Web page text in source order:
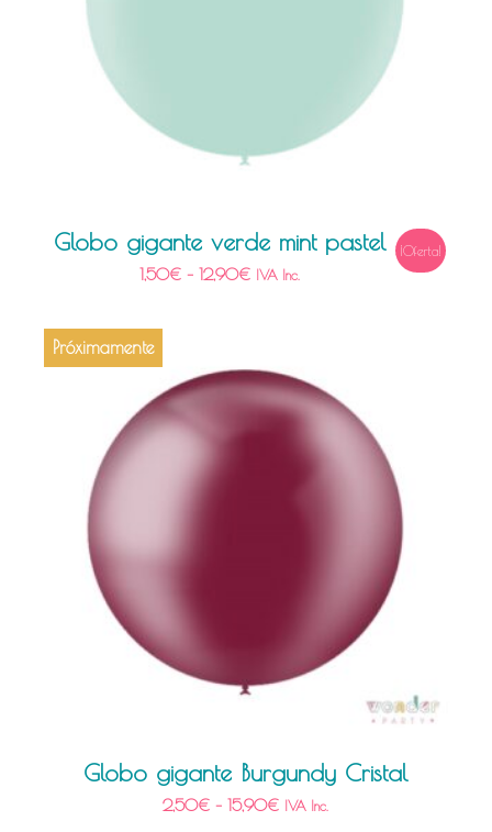
Globo gigante verde mint pastel
1,50€ –12,90€ IVA Inc.
¡Oferta!
Próximamente
Globo gigante Burgundy Cristal
2,50€ –15,90€ IVA Inc.